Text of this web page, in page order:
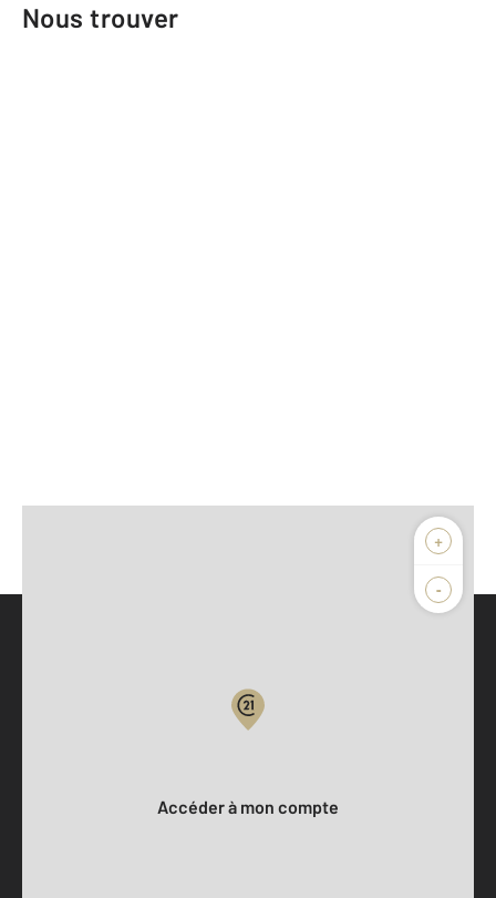
Nous trouver
+
-
Accéder à mon compte